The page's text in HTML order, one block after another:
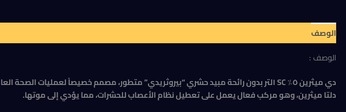
الوصف
الوصف :
دلتا ميثرين، وهو مركب فعال يعمل على تعطيل نظام الأعصاب للحشرات، مما يؤدي إلى موتها.